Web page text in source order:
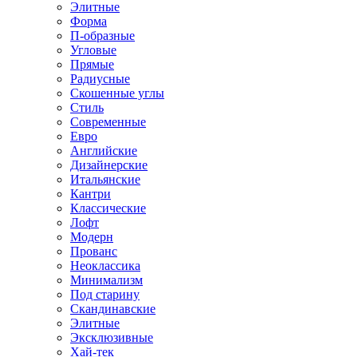
Элитные
Форма
П-образные
Угловые
Прямые
Радиусные
Скошенные углы
Стиль
Современные
Евро
Английские
Дизайнерские
Итальянские
Кантри
Классические
Лофт
Модерн
Прованс
Неоклассика
Минимализм
Под старину
Скандинавские
Элитные
Эксклюзивные
Хай-тек